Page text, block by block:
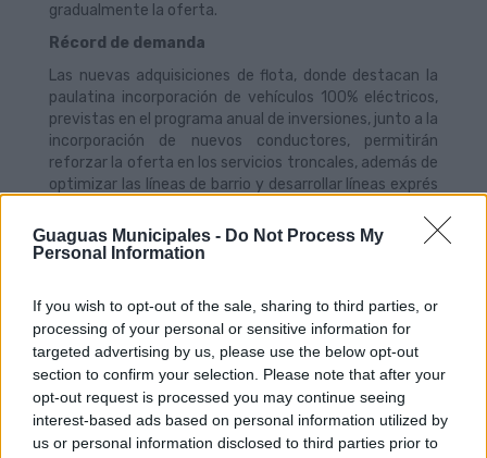
Guaguas Municipales - Do Not Process My
Personal Information
If you wish to opt-out of the sale, sharing to third parties, or
processing of your personal or sensitive information for
targeted advertising by us, please use the below opt-out
section to confirm your selection. Please note that after your
opt-out request is processed you may continue seeing
interest-based ads based on personal information utilized by
us or personal information disclosed to third parties prior to
gradualmente la oferta.
Récord de demanda
Las nuevas adquisiciones de flota, donde destacan la
paulatina incorporación de vehículos 100% eléctricos,
previstas en el programa anual de inversiones, junto a la
incorporación de nuevos conductores, permitirán
reforzar la oferta en los servicios troncales, además de
optimizar las líneas de barrio y desarrollar líneas exprés
meses de noviembre y diciembre de este año, se
incorporarán al servicio 30 nuevos vehículos, 15 de 18
La ampliación del número de vehículos disponibles,
aparejado a la contratación de nuevos conductores,
posibilitará el afianzamiento a lo largo de 2024 de la
oferta de servicios, que se ha visto seriamente
tensionada durante el presente año debido al efecto
de la gratuidad y bonificación del transporte público,
que ha disparado la demanda de viajeros a cuotas